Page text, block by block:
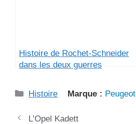
Histoire de Rochet-Schneider
dans les deux guerres
Catégories
Histoire Marque : Peugeot
L’Opel Kadett